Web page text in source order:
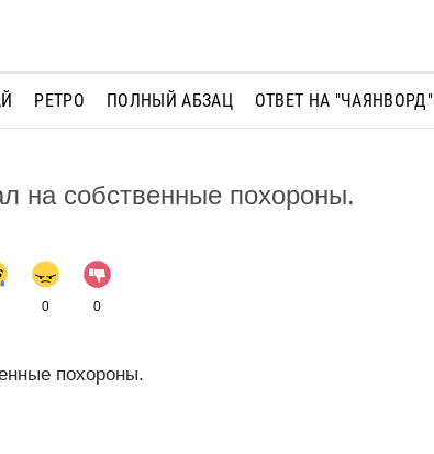
РЕТРО ПОЛНЫЙ АБЗАЦ ОТВЕТ НА "ЧАЯНВОРД"
на собственные похороны.
0 0
похороны.